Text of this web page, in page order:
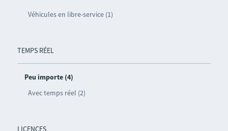
Véhicules en libre-service (1)
TEMPS RÉEL
Peu importe (4)
Avec temps réel (2)
LICENCES